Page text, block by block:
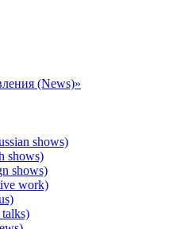
(News)»
shows)
shows)
shows)
work)